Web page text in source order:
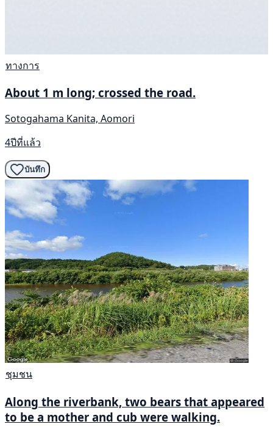
ทางการ
About 1 m long; crossed the road.
Sotogahama Kanita, Aomori
4ปีที่แล้ว
บันทึก
ชุมชน
Along the riverbank, two bears that appeared
to be a mother and cub were walking.